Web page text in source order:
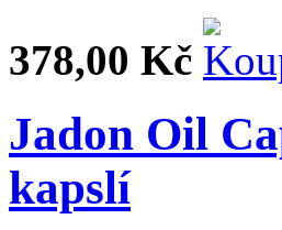
378,00 Kč
Jadon Oil
kapslí